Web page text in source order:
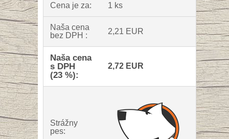
Cena je za: 1 ks
Naša cena
bez DPH :
2,21 EUR
Naša cena
s DPH
(23 %):
2,72 EUR
Strážny
pes: